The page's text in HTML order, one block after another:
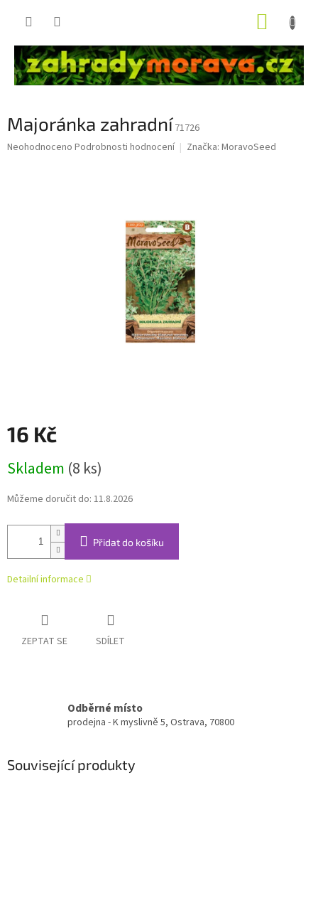
Majoránka zahradní 71726
Průměrné
Neohodnoceno Podrobnosti hodnocení Značka: MoravoSeed
16 Kč
cena:
Skladem (8 ks)
Můžeme doručit do: 11.8.2026
Přidat do košíku
Detailní informace
ZEPTAT SE SDÍLET
Odběrné místo
prodejna - K myslivně 5, Ostrava, 70800
Související produkty